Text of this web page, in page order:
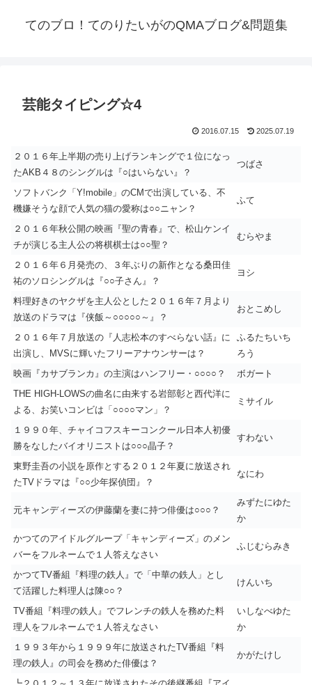
てのブロ！てのりたいがのQMAブログ&問題集
芸能タイピング☆4
2016.07.15 2025.07.19
２０１６年上半期の売り上げランキングで１位になっ
たAKB４８のシングルは『○はいらない』？
つばさ
ソフトバンク「Y!mobile」のCMで出演している、不
機嫌そうな顔で人気の猫の愛称は○○ニャン？
ふて
２０１６年秋公開の映画『聖の青春』で、松山ケンイ
チが演じる主人公の将棋棋士は○○聖？
むらやま
２０１６年６月発売の、３年ぶりの新作となる桑田佳
祐のソロシングルは『○○子さん』？
ヨシ
料理好きのヤクザを主人公とした２０１６年７月より
放送のドラマは『侠飯～○○○○○～』？
おとこめし
２０１６年７月放送の『人志松本のすべらない話』に
出演し、MVSに輝いたフリーアナウンサーは？
ふるたちいち
ろう
映画『カサブランカ』の主演はハンフリー・○○○○？
ボガート
THE HIGH-LOWSの曲名に由来する岩部彰と西代洋に
よる、お笑いコンビは「○○○○マン」？
ミサイル
１９９０年、チャイコフスキーコンクール日本人初優
勝をなしたバイオリニストは○○○晶子？
すわない
東野圭吾の小説を原作とする２０１２年夏に放送され
たTVドラマは『○○少年探偵団』？
なにわ
元キャンディーズの伊藤蘭を妻に持つ俳優は○○○？
みずたにゆた
か
かつてのアイドルグループ「キャンディーズ」のメン
バーをフルネームで１人答えなさい
ふじむらみき
かつてTV番組『料理の鉄人』で「中華の鉄人」とし
て活躍した料理人は陳○○？
けんいち
TV番組『料理の鉄人』でフレンチの鉄人を務めた料
理人をフルネームで１人答えなさい
いしなべゆた
か
１９９３年から１９９９年に放送されたTV番組『料
理の鉄人』の司会を務めた俳優は？
かがたけし